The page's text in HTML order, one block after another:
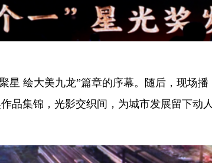
星 绘大美九龙”篇章的序幕。随后，现场播
品集锦，光影交织间，为城市发展留下动人